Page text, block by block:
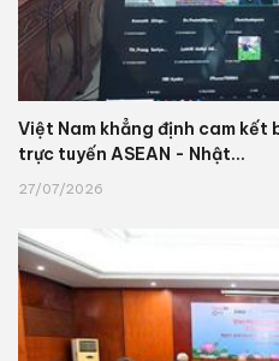
Việt Nam khẳng định cam kết
trực tuyến ASEAN - Nhật...
27/07/2026